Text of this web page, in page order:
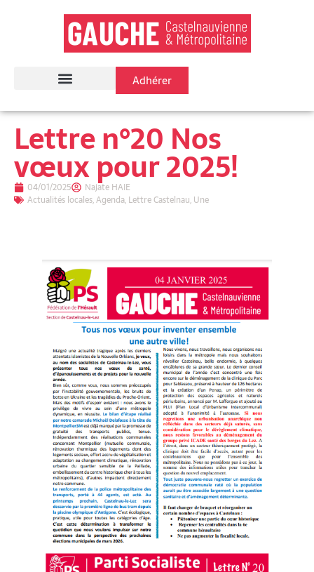
Adhérer
Lettre n°20 Nos
vœux pour 2025!
04/01/2025
Najate HAIE
Actualités locales,Agenda, Lettre Castelnau, Une